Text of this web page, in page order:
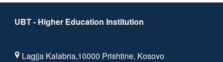
UBT - Higher Education Institution
Lagjja Kalabria,10000 Prishtine, Kosovo